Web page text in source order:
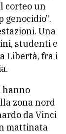
corteo un
genocidio”.
Una
studenti e
Libertà, fra i
hanno
zona nord
da Vinci
mattinata